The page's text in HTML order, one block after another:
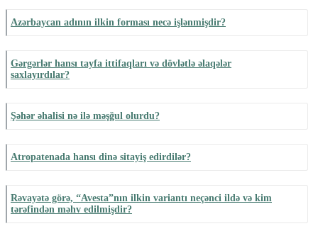
Azərbaycan adının ilkin forması necə işlənmişdir?
Gərgərlər hansı tayfa ittifaqları və dövlətlə əlaqələr
saxlayırdılar?
Şəhər əhalisi nə ilə məşğul olurdu?
Atropatenada hansı dinə sitayiş edirdilər?
Rəvayətə görə, “Avesta”nın ilkin variantı neçənci ildə və kim
tərəfindən məhv edilmişdir?